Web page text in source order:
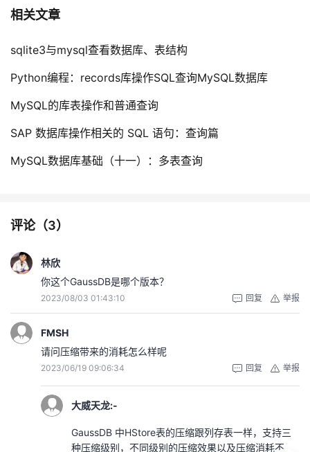
相关文章
sqlite3与mysql查看数据库、表结构
Python编程：records库操作SQL查询MySQL数据库
MySQL的库表操作和普通查询
SAP 数据库操作相关的 SQL 语句：查询篇
MySQL数据库基础（十一）：多表查询
评论（3）
林欣
你这个GaussDB是哪个版本？
2023/08/03 01:43:10 举报
回复
FMSH
请问压缩带来的消耗怎么样呢
2023/06/19 09:06:34 举报
回复
大威天龙:-
GaussDB 中HStore表的压缩跟列存表一样，支持三
种压缩级别，不同级别的压缩效果以及压缩消耗不